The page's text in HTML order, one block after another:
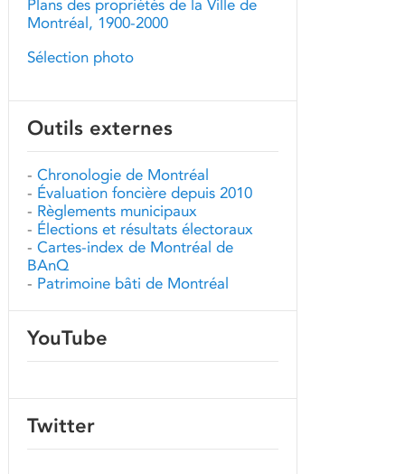
Plans des propriétés de la Ville de
Montréal, 1900-2000
Sélection photo
Outils externes
- Chronologie de Montréal
- Évaluation foncière depuis 2010
- Règlements municipaux
- Élections et résultats électoraux
- Cartes-index de Montréal de
BAnQ
- Patrimoine bâti de Montréal
YouTube
Twitter